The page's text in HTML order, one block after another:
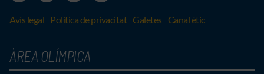
Avís legal Política de privacitat Galetes Canal ètic
ÀREA OLÍMPICA